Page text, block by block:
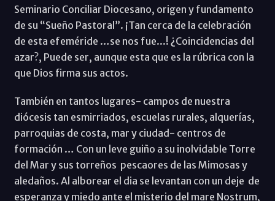
Seminario Conciliar Diocesano, origen y fundamento
de su “Sueño Pastoral”. ¡Tan cerca de la celebración
de esta efeméride …se nos fue...! ¿Coincidencias del
azar?, Puede ser, aunque esta que es la rúbrica con la
que Dios firma sus actos.
También en tantos lugares- campos de nuestra
diócesis tan esmirriados, escuelas rurales, alquerías,
parroquias de costa, mar y ciudad- centros de
formación … Con un leve guiño a su inolvidable Torre
del Mar y sus torreños pescaores de las Mimosas y
aledaños. Al alborear el dia se levantan con un deje de
esperanza y miedo ante el misterio del mare Nostrum,